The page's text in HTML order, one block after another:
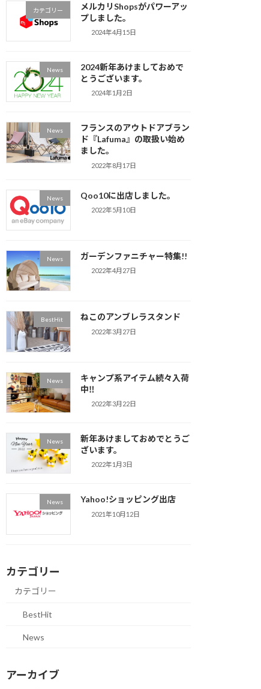
カテゴリー
メルカリShopsがパワーアッ
プしました。
2024年4月15日
News
2024新年あけましておめで
とうございます。
2024年1月2日
News
フランスのアウトドアブラン
ド『Lafuma』の取扱い始め
ました。
2022年8月17日
News Qoo10に出店しました。
2022年5月10日
News ガーデンファニチャー特集!!
2022年4月27日
BestHit ねこのアンブレラスタンド
2022年3月27日
News
キャンプ系アイテム続々入荷
中‼
2022年3月22日
News
新年あけましておめでとうご
ざいます。
2022年1月3日
News Yahoo!ショッピング出店
2021年10月12日
カテゴリー
カテゴリー
BestHit
News
アーカイブ